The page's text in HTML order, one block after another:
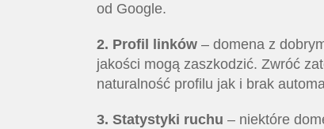
od Google.
2. Profil linków – domena z
jakości mogą zaszkodzić. Zwróć
naturalność profilu jak i brak
3. Statystyki ruchu – niektóre